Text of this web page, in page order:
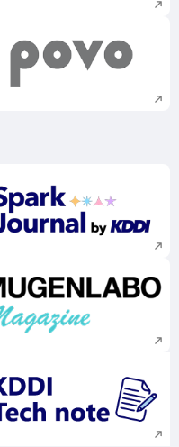
新規ウィンドウで
新規ウィンドウで
新規ウィンドウで
新規ウィンドウで